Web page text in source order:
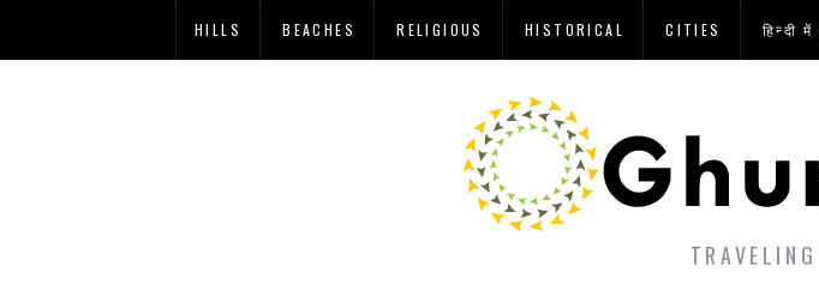
HILLS BEACHES RELIGIOUS HISTORICAL CITIES हिन्दी